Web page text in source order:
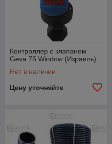
Контроллер с клапаном
Geva 75 Window (Израиль)
Нет в наличии
Цену уточняйте